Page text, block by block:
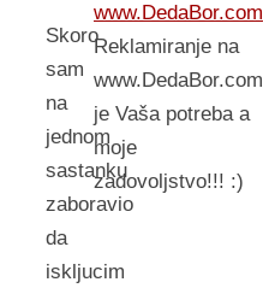
Skoro
sam
na
jednom
sastanku
zaboravio
da
iskljucim
www.DedaBor.com
Reklamiranje na
www.DedaBor.com
je Vaša potreba a
moje
zadovoljstvo!!! :)